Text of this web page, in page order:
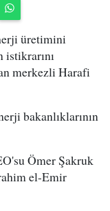
üretimini
istikrarını
merkezli Harafi
bakanlıklarının
Ömer Şakruk
el-Emir